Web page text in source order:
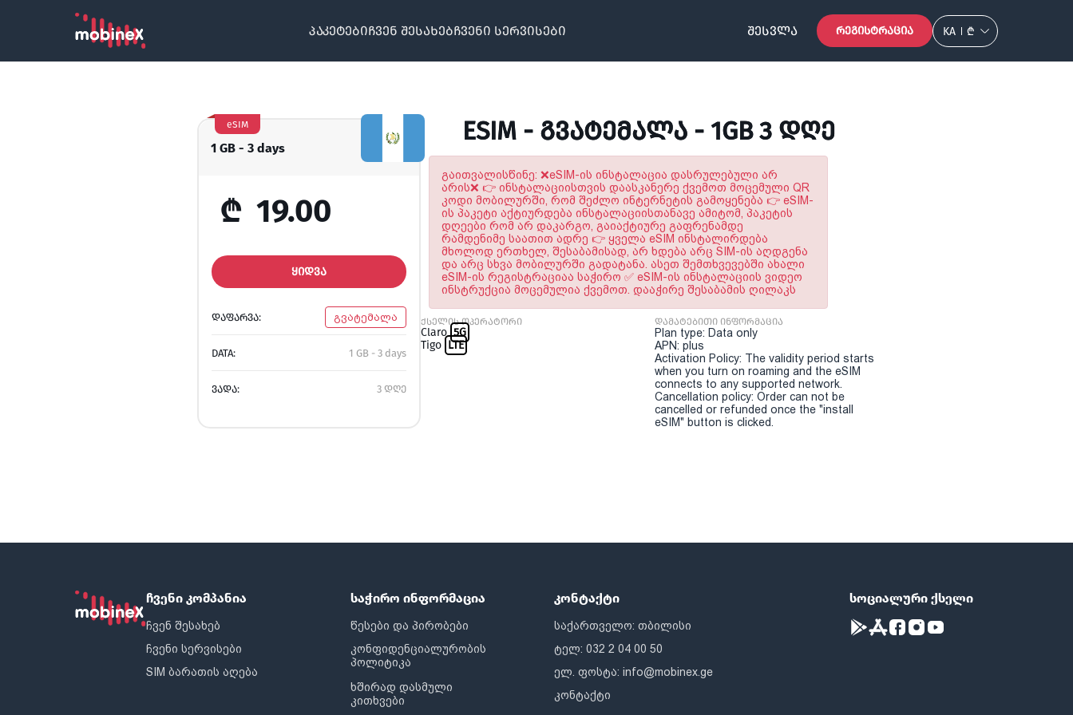
პაკეტებიჩვენ შესახებჩვენი სერვისები ᲨᲔᲡᲕᲚᲐ ᲠᲔᲒᲘᲡᲢᲠᲐᲪᲘᲐ KA ₾
1 GB - 3 days
eSIM
₾ 19.00
ᲧᲘᲓᲕᲐ
ᲓᲐᲤᲐᲠᲕᲐ: გვატემალა
DATA: 1 GB - 3 days
ᲕᲐᲓᲐ: 3 დღე
ESIM - ᲒᲕᲐᲢᲔᲛᲐᲚᲐ - 1GB 3 ᲓᲦᲔ
გაითვალისწინე: ❌eSIM-ის ინსტალაცია დასრულებული არ
არის❌ 👉 ინსტალაციისთვის დაასკანერე ქვემოთ მოცემული QR
კოდი მობილურში, რომ შეძლო ინტერნეტის გამოყენება 👉 eSIM-
ის პაკეტი აქტიურდება ინსტალაციისთანავე ამიტომ, პაკეტის
დღეები რომ არ დაკარგო, გაიაქტიურე გაფრენამდე
რამდენიმე საათით ადრე 👉 ყველა eSIM ინსტალირდება
მხოლოდ ერთხელ, შესაბამისად, არ ხდება არც SIM-ის აღდგენა
და არც სხვა მობილურში გადატანა. ასეთ შემთხვევებში ახალი
eSIM-ის რეგისტრაციაა საჭირო ✅ eSIM-ის ინსტალაციის ვიდეო
ინსტრუქცია მოცემულია ქვემოთ. დააჭირე შესაბამის ღილაკს
ქსელის ოპერატორი
Claro 5G
Tigo LTE
დამატებითი ინფორმაცია
Plan type: Data only
APN: plus
Activation Policy: The validity period starts
when you turn on roaming and the eSIM
connects to any supported network.
Cancellation policy: Order can not be
cancelled or refunded once the "install
eSIM" button is clicked.
ჩვენი კომპანია
ჩვენ შესახებ
ჩვენი სერვისები
SIM ბარათის აღება
საჭირო ინფორმაცია
წესები და პირობები
კონფიდენციალურობის
პოლიტიკა
ხშირად დასმული
კითხვები
კონტაქტი
საქართველო: თბილისი
ტელ: 032 2 04 00 50
ელ. ფოსტა:info@mobinex.ge
კონტაქტი
სოციალური ქსელი